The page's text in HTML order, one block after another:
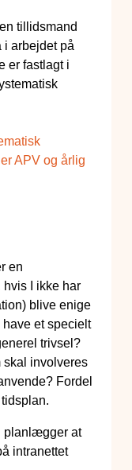
tillidsmand
arbejdet på
er fastlagt i
APV og årlig
en
I ikke har
blive enige
have et specielt
trivsel?
skal involveres
Fordel
planlægger at
intranettet